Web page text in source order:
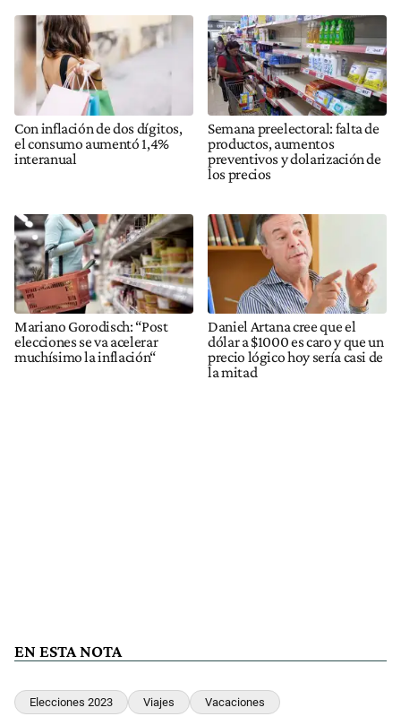
Con inflación de dos dígitos,
el consumo aumentó 1,4%
interanual
Semana preelectoral: falta de
productos, aumentos
preventivos y dolarización de
los precios
Mariano Gorodisch: “Post
elecciones se va acelerar
muchísimo la inflación“
Daniel Artana cree que el
dólar a $1000 es caro y que un
precio lógico hoy sería casi de
la mitad
EN ESTA NOTA
Elecciones 2023 Viajes Vacaciones